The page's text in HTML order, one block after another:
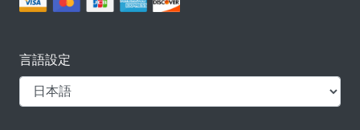
言語設定